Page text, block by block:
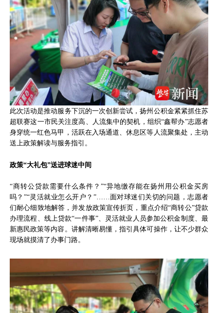
此次活动是推动服务下沉的一次创新尝试，扬州公积金紧紧抓住苏
超联赛这一市民关注度高、人流集中的契机，组织“鑫帮办”志愿者
身穿统一红色马甲，活跃在入场通道、休息区等人流聚集处，主动
送上政策解读与服务指引。
政策“大礼包”送进球迷中间
“商转公贷款需要什么条件？”“异地缴存能在扬州用公积金买房
吗？”“灵活就业怎么开户？”……面对球迷们关切的问题，志愿者
们耐心细致地解答，并发放政策宣传折页，重点介绍“商转公”贷款
办理流程、线上贷款“一件事”、灵活就业人员参加公积金制度、最
新惠民政策等内容。讲解清晰易懂，指引具体可操作，让不少群众
现场就摸清了办事门路。